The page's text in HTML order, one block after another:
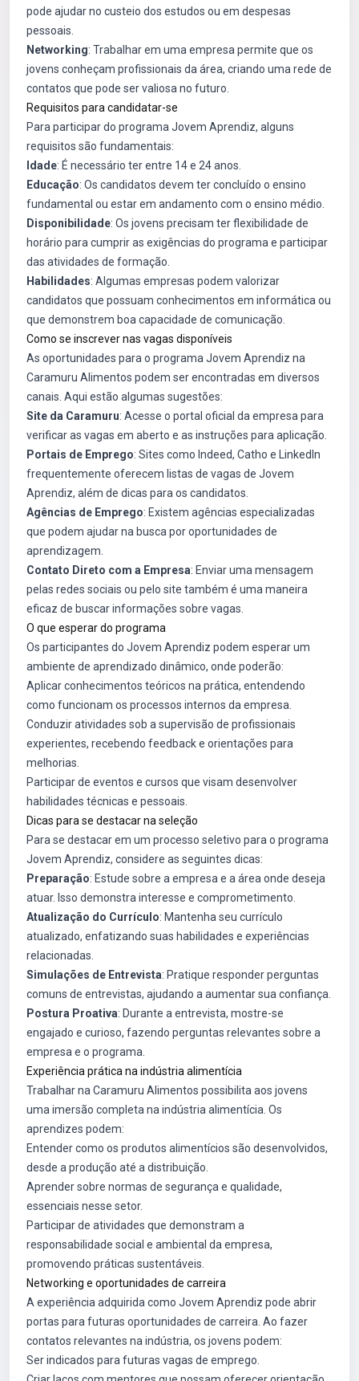
pode ajudar no custeio dos estudos ou em despesas
pessoais.
Networking: Trabalhar em uma empresa permite que os
jovens conheçam profissionais da área, criando uma rede de
contatos que pode ser valiosa no futuro.
Requisitos para candidatar-se
Para participar do programa Jovem Aprendiz, alguns
requisitos são fundamentais:
Idade: É necessário ter entre 14 e 24 anos.
Educação: Os candidatos devem ter concluído o ensino
fundamental ou estar em andamento com o ensino médio.
Disponibilidade: Os jovens precisam ter flexibilidade de
horário para cumprir as exigências do programa e participar
das atividades de formação.
Habilidades: Algumas empresas podem valorizar
candidatos que possuam conhecimentos em informática ou
que demonstrem boa capacidade de comunicação.
Como se inscrever nas vagas disponíveis
As oportunidades para o programa Jovem Aprendiz na
Caramuru Alimentos podem ser encontradas em diversos
canais. Aqui estão algumas sugestões:
Site da Caramuru: Acesse o portal oficial da empresa para
verificar as vagas em aberto e as instruções para aplicação.
Portais de Emprego: Sites como Indeed, Catho e LinkedIn
frequentemente oferecem listas de vagas de Jovem
Aprendiz, além de dicas para os candidatos.
Agências de Emprego: Existem agências especializadas
que podem ajudar na busca por oportunidades de
aprendizagem.
Contato Direto com a Empresa: Enviar uma mensagem
pelas redes sociais ou pelo site também é uma maneira
eficaz de buscar informações sobre vagas.
O que esperar do programa
Os participantes do Jovem Aprendiz podem esperar um
ambiente de aprendizado dinâmico, onde poderão:
Aplicar conhecimentos teóricos na prática, entendendo
como funcionam os processos internos da empresa.
Conduzir atividades sob a supervisão de profissionais
experientes, recebendo feedback e orientações para
melhorias.
Participar de eventos e cursos que visam desenvolver
habilidades técnicas e pessoais.
Dicas para se destacar na seleção
Para se destacar em um processo seletivo para o programa
Jovem Aprendiz, considere as seguintes dicas:
Preparação: Estude sobre a empresa e a área onde deseja
atuar. Isso demonstra interesse e comprometimento.
Atualização do Currículo: Mantenha seu currículo
atualizado, enfatizando suas habilidades e experiências
relacionadas.
Simulações de Entrevista: Pratique responder perguntas
comuns de entrevistas, ajudando a aumentar sua confiança.
Postura Proativa: Durante a entrevista, mostre-se
engajado e curioso, fazendo perguntas relevantes sobre a
empresa e o programa.
Experiência prática na indústria alimentícia
Trabalhar na Caramuru Alimentos possibilita aos jovens
uma imersão completa na indústria alimentícia. Os
aprendizes podem:
Entender como os produtos alimentícios são desenvolvidos,
desde a produção até a distribuição.
Aprender sobre normas de segurança e qualidade,
essenciais nesse setor.
Participar de atividades que demonstram a
responsabilidade social e ambiental da empresa,
promovendo práticas sustentáveis.
Networking e oportunidades de carreira
A experiência adquirida como Jovem Aprendiz pode abrir
portas para futuras oportunidades de carreira. Ao fazer
contatos relevantes na indústria, os jovens podem:
Ser indicados para futuras vagas de emprego.